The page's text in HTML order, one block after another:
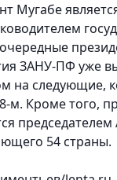
Мугабе
ЗАНУ-ПФ уже
на следующие,
м. Кроме того,
54 страны.